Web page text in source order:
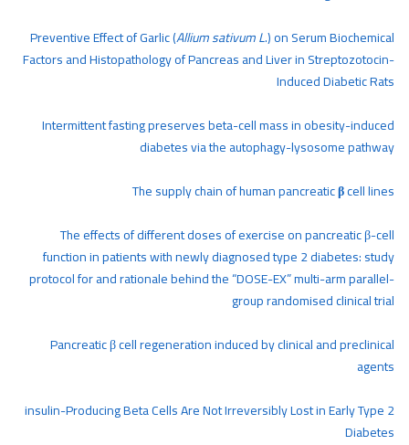
Preventive Effect of Garlic (Allium sativum L.) on Serum Biochemical
Factors and Histopathology of Pancreas and Liver in Streptozotocin-
Induced Diabetic Rats
Intermittent fasting preserves beta-cell mass in obesity-induced
diabetes via the autophagy-lysosome pathway
The supply chain of human pancreaticβcell lines
The effects of different doses of exercise on pancreatic β-cell
function in patients with newly diagnosed type 2 diabetes: study
protocol for and rationale behind the “DOSE-EX” multi-arm parallel-
group randomised clinical trial
Pancreatic β cell regeneration induced by clinical and preclinical
agents
insulin-Producing Beta Cells Are Not Irreversibly Lost in Early Type 2
Diabetes